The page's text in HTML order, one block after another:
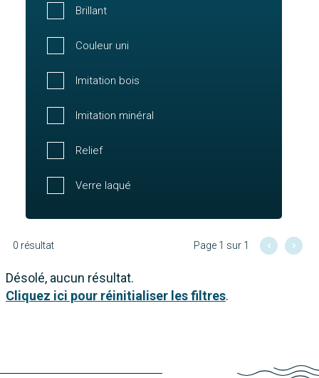
Brillant
Couleur uni
Imitation bois
Imitation minéral
Relief
Verre laqué
0 résultat Page 1 sur 1
Désolé, aucun résultat.
Cliquez ici pour réinitialiser les filtres.